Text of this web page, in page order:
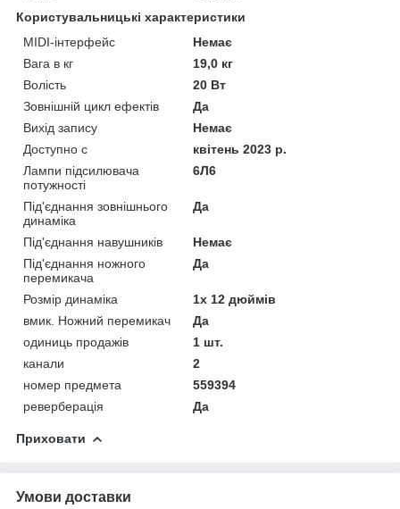
Користувальницькі характеристики
MIDI-інтерфейс
Немає
Вага в кг
19,0 кг
Волість
20 Вт
Зовнішній цикл ефектів
Да
Вихід запису
Немає
Доступно с
квітень 2023 р.
Лампи підсилювача
потужності
6Л6
Під'єднання зовнішнього
динаміка
Да
Під'єднання навушників
Немає
Під'єднання ножного
перемикача
Да
Розмір динаміка
1x 12 дюймів
вмик. Ножний перемикач
Да
одиниць продажів
1 шт.
канали
2
номер предмета
559394
реверберація
Да
Приховати
Умови доставки